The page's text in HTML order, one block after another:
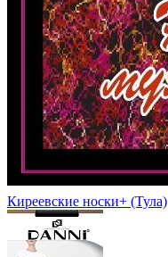
Киреевские носки+ (Тула)